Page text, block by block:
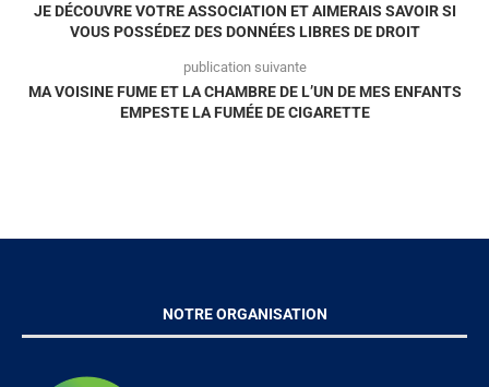
JE DÉCOUVRE VOTRE ASSOCIATION ET AIMERAIS SAVOIR SI
VOUS POSSÉDEZ DES DONNÉES LIBRES DE DROIT
publication suivante
MA VOISINE FUME ET LA CHAMBRE DE L’UN DE MES ENFANTS
EMPESTE LA FUMÉE DE CIGARETTE
NOTRE ORGANISATION